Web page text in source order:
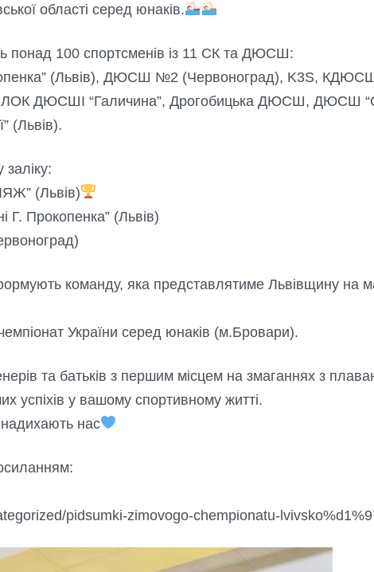
області серед юнаків.
понад 100 спортсменів із 11 СК та ДЮСШ:
(Львів), ДЮСШ №2 (Червоноград), K3S,
ЛОК ДЮСШІ “Галичина”, Дрогобицька ДЮСШ, ДЮСШ
(Львів).
(Львів)
Г. Прокопенка” (Львів)
команду, яка представлятиме Львівщину на
України серед юнаків (м.Бровари).
та батьків з першим місцем на змаганнях з
успіхів у вашому спортивному житті.
нас
pidsumki-zimovogo-chempionatu-